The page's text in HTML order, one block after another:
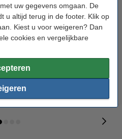
uw gegevens omgaan. De
u altijd terug in de footer. Klik op
Kiest u voor weigeren? Dan
cookies en vergelijkbare
Canon PFI-107MBK
inktcartridge mat zwart (123inkt
huismerk)